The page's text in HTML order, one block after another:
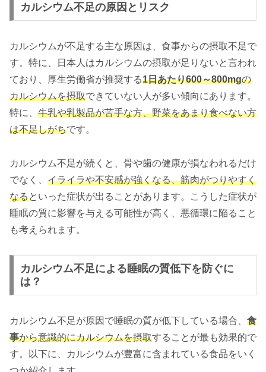
カルシウム不足の原因とリスク
カルシウムが不足する主な原因は、食事からの摂取不足で
す。特に、日本人はカルシウムの摂取が足りないと言われ
ており、厚生労働省が推奨する1日あたり600～800mgの
カルシウムを摂取できていない人が多い傾向にあります。
特に、 牛乳や乳製品が苦手な方、野菜をあまり食べない方
は不足しがちです。
カルシウム不足が続くと、骨や歯の健康が損なわれるだけ
でなく、 イライラや不安感が強くなる、筋肉がつりやすく
なるといった症状が出ることがあります。こうした症状が
睡眠の質に影響を与える可能性が高く、悪循環に陥ること
も考えられます。
カルシウム不足による睡眠の質低下を防ぐに
は？
カルシウム不足が原因で睡眠の質が低下している場合、 食
事から意識的にカルシウムを摂取することが最も効果的で
す。以下に、カルシウムが豊富に含まれている食品をいく